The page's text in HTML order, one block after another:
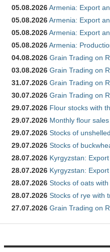
05.08.2026Armenia: Export
05.08.2026Armenia: Export
05.08.2026Armenia: Export
05.08.2026Armenia:
04.08.2026 Grain Trading on
03.08.2026 Grain Trading on
31.07.2026 Grain Trading on
30.07.2026 Grain Trading on
29.07.2026 Flour stocks with
29.07.2026 Monthly flour
29.07.2026 Stocks of
29.07.2026 Stocks of
28.07.2026 Kyrgyzstan:
28.07.2026 Kyrgyzstan:
28.07.2026 Stocks of oats
28.07.2026 Stocks of rye with
27.07.2026 Grain Trading on